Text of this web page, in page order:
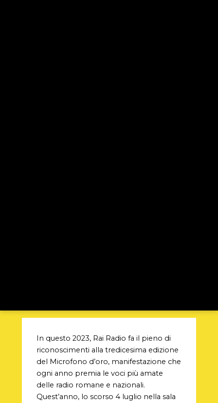
In questo 2023, Rai Radio fa il pieno di
riconoscimenti alla tredicesima edizione
del Microfono d’oro, manifestazione che
ogni anno premia le voci più amate
delle radio romane e nazionali.
Quest’anno, lo scorso 4 luglio nella sala